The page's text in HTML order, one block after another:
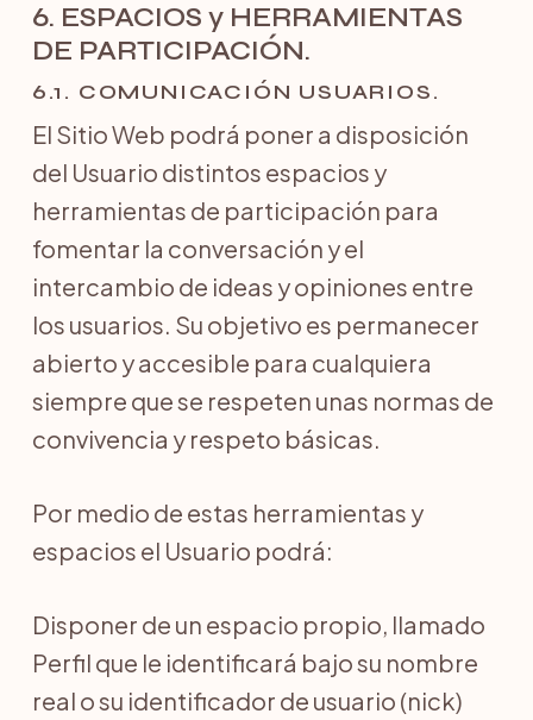
6. ESPACIOS y HERRAMIENTAS
DE PARTICIPACIÓN.
6.1. COMUNICACIÓN USUARIOS.
El Sitio Web podrá poner a disposición
del Usuario distintos espacios y
herramientas de participación para
fomentar la conversación y el
intercambio de ideas y opiniones entre
los usuarios. Su objetivo es permanecer
abierto y accesible para cualquiera
siempre que se respeten unas normas de
convivencia y respeto básicas.
Por medio de estas herramientas y
espacios el Usuario podrá:
Disponer de un espacio propio, llamado
Perfil que le identificará bajo su nombre
real o su identificador de usuario (nick)